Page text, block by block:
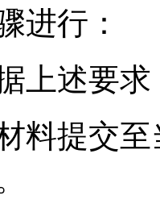
进行：
上述要
料提交